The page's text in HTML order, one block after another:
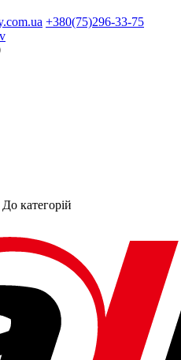
+380(75)296-33-75
До категорiй